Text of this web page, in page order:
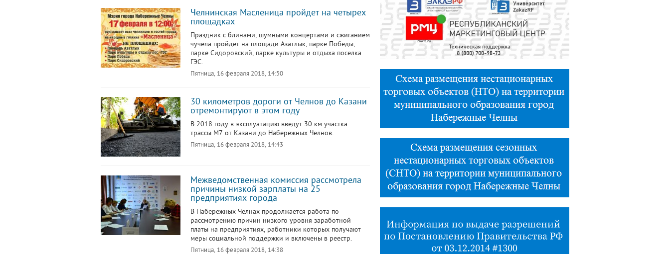
Челнинская Масленица пройдет на четырех
площадках
Праздник с блинами, шумными концертами и сжиганием
чучела пройдет на площади Азатлык, парке Победы,
парке Сидоровский, парке культуры и отдыха поселка
ГЭС.
Пятница, 16 февраля 2018, 14:50
30 километров дороги от Челнов до Казани
отремонтируют в этом году
В 2018 году в эксплуатацию введут 30 км участка
трассы М7 от Казани до Набережных Челнов.
Пятница, 16 февраля 2018, 14:43
Межведомственная комиссия рассмотрела
причины низкой зарплаты на 25
предприятиях города
В Набережных Челнах продолжается работа по
рассмотрению причин низкого уровня заработной
платы на предприятиях, работники которых получают
меры социальной поддержки и включены в реестр.
Пятница, 16 февраля 2018, 14:38